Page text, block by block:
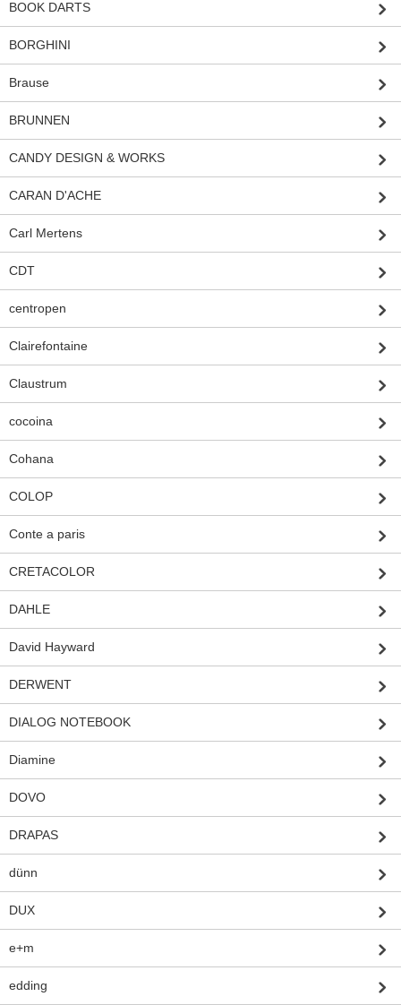
BOOK DARTS
BORGHINI
Brause
BRUNNEN
CANDY DESIGN & WORKS
CARAN D'ACHE
Carl Mertens
CDT
centropen
Clairefontaine
Claustrum
cocoina
Cohana
COLOP
Conte a paris
CRETACOLOR
DAHLE
David Hayward
DERWENT
DIALOG NOTEBOOK
Diamine
DOVO
DRAPAS
dünn
DUX
e+m
edding